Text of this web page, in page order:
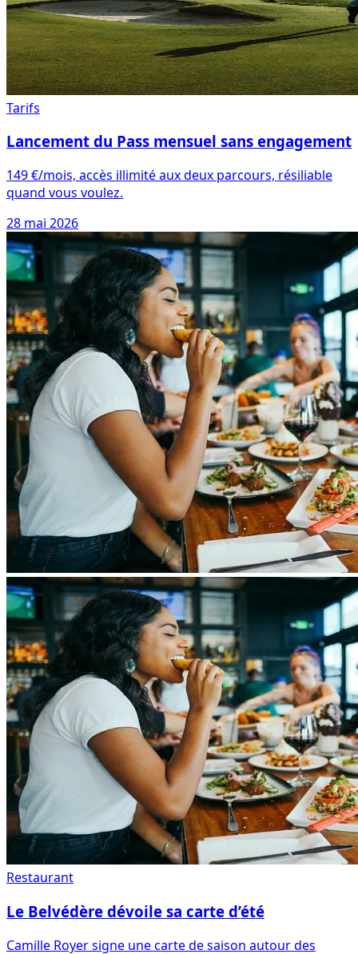
Tarifs
Lancement du Pass mensuel sans engagement
149 €/mois, accès illimité aux deux parcours, résiliable
quand vous voulez.
28 mai 2026
Restaurant
Le Belvédère dévoile sa carte d’été
Camille Royer signe une carte de saison autour des